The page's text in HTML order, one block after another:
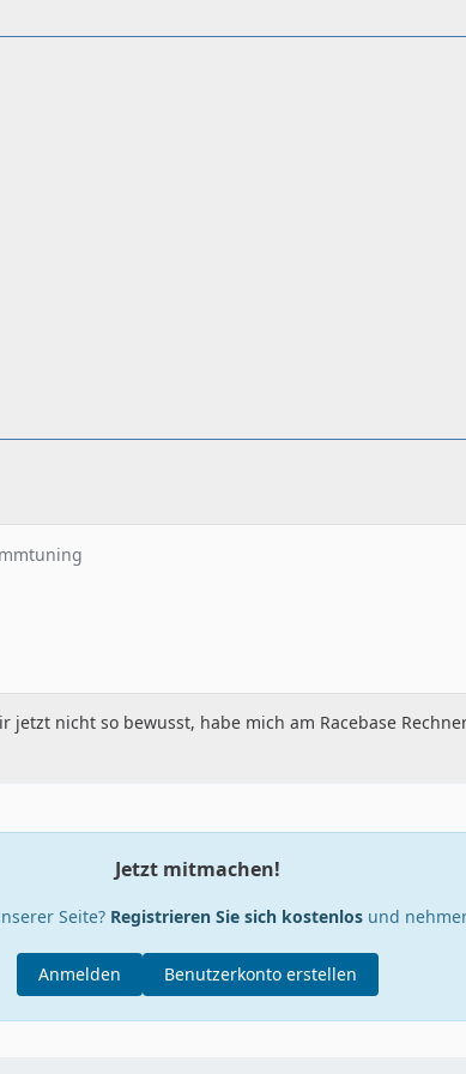
jetzt nicht so bewusst, habe mich am Racebase
Jetzt mitmachen!
Seite? Registrieren Sie sich kostenlos und
Benutzerkonto erstellen
Anmelden